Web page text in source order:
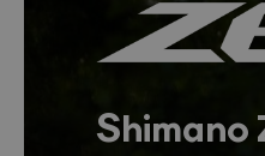
Shimano